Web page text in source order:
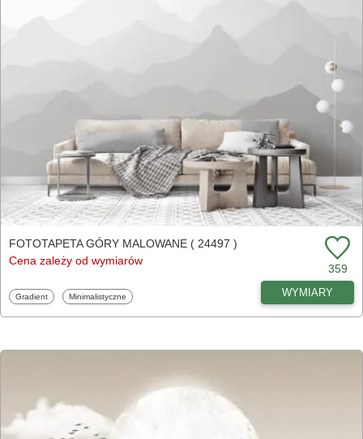
FOTOTAPETA GÓRY MALOWANE ( 24497 )
Cena zależy od wymiarów
359
Fototapety
Gradient Fototapety
Minimalistyczne WYMIARY